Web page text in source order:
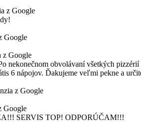
z Google
Google
z Google
nekonečnom obvolávaní všetkých
6 nápojov. Ďakujeme veľmi pekne a
z Google
Google
SERVIS TOP! ODPORÚČAM!!!